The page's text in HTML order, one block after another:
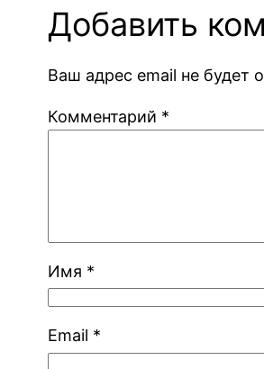
Добавить
Ваш адрес email не будет
Комментарий *
Имя *
Email *